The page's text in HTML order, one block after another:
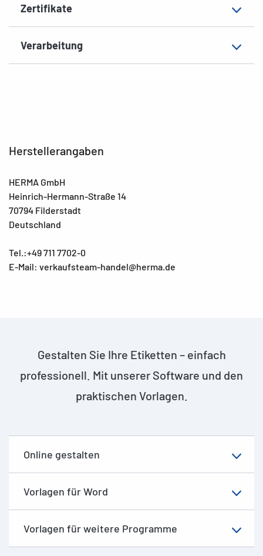
Zertifikate
Verarbeitung
Herstellerangaben
HERMA GmbH
Heinrich-Hermann-Straße 14
70794 Filderstadt
Deutschland
Tel.:+49 711 7702-0
E-Mail: verkaufsteam-handel@herma.de
Gestalten Sie Ihre Etiketten – einfach
professionell. Mit unserer Software und den
praktischen Vorlagen.
Online gestalten
Vorlagen für Word
Vorlagen für weitere Programme